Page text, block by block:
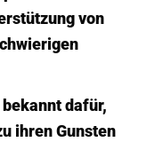
von
dafür,
ihren Gunsten